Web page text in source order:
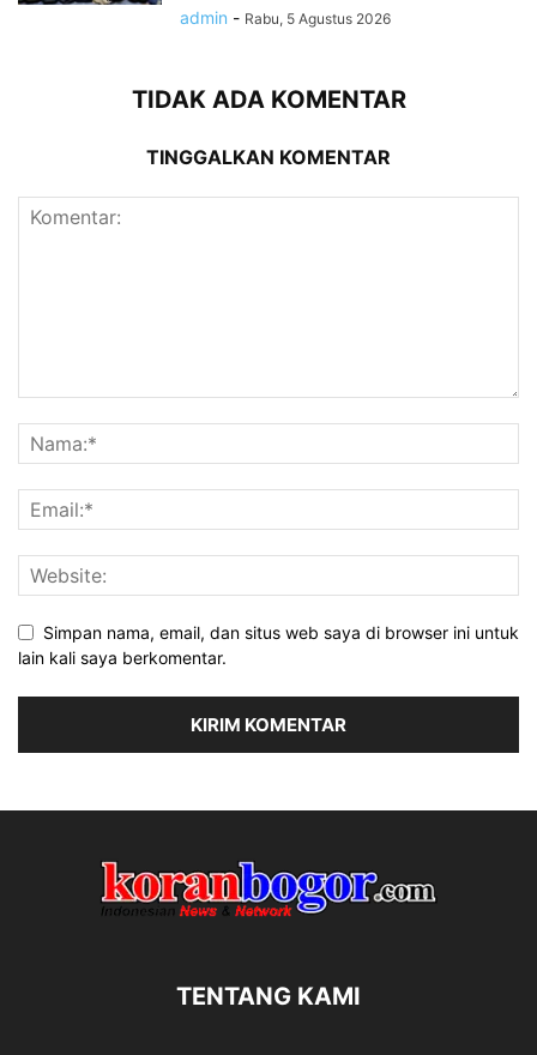
admin - Rabu, 5 Agustus 2026
TIDAK ADA KOMENTAR
TINGGALKAN KOMENTAR
Simpan nama, email, dan situs web saya di browser ini untuk
lain kali saya berkomentar.
TENTANG KAMI